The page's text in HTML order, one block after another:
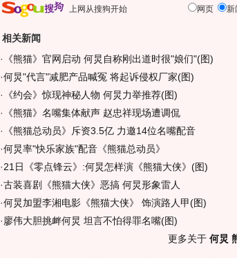
上网从搜狗开始 网页 新
相关新闻
· 《熊猫》官网启动 何炅自称刚出道时很"娘们"(图)
·何炅"代言"减肥产品喊冤 将起诉侵权厂家(图)
· 《约会》惊现神秘人物 何炅力举推荐(图)
· 《熊猫》名嘴集体献声 赵忠祥现场遭调侃
· 《熊猫总动员》斥资3.5亿 力邀14位名嘴配音
·何炅率"快乐家族"配音《熊猫总动员》
·21日《零点锋云》:何炅怎样演《熊猫大侠》(图)
·古装喜剧《熊猫大侠》恶搞 何炅形象雷人
·何炅加盟李湘电影《熊猫大侠》 饰演路人甲(图)
·廖伟大胆挑衅何炅 坦言不怕得罪名嘴(图)
更多关于 何炅